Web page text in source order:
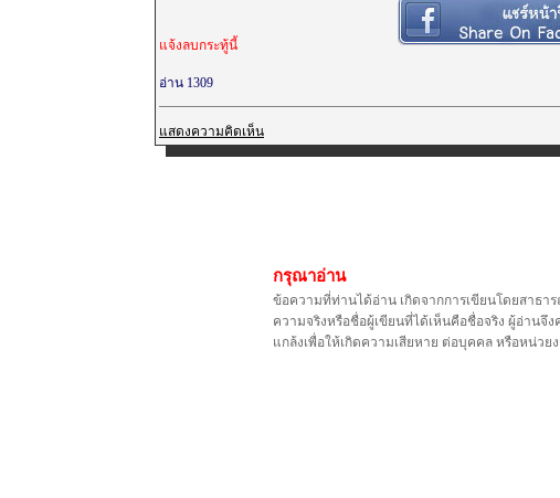
แจ้งลบกระทู้นี้
อ่าน 1309
แสดงความคิดเห็น
กรุณาอ่าน
ข้อความที่ท่านได้อ่าน เกิดจากการเขียนโดยสาธา
ความจริงหรือชื่อผู้เขียนที่ได้เห็นคือชื่อจริง ผู้อ่าน
แกล้งเพื่อให้เกิดความเสียหาย ต่อบุคคล หรือหน่ว